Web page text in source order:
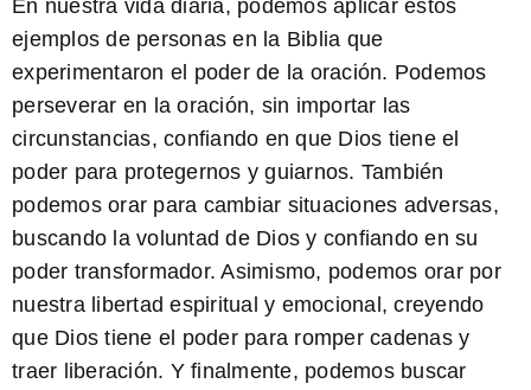
En nuestra vida diaria, podemos aplicar estos
ejemplos de personas en la Biblia que
experimentaron el poder de la oración. Podemos
perseverar en la oración, sin importar las
circunstancias, confiando en que Dios tiene el
poder para protegernos y guiarnos. También
podemos orar para cambiar situaciones adversas,
buscando la voluntad de Dios y confiando en su
poder transformador. Asimismo, podemos orar por
nuestra libertad espiritual y emocional, creyendo
que Dios tiene el poder para romper cadenas y
traer liberación. Y finalmente, podemos buscar